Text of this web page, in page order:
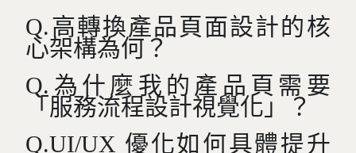
Q.高轉換產品頁面設計的核
心架構為何？
Q.為什麼我的產品頁需要
「服務流程設計視覺化」？
Q.UI/UX 優化如何具體提升